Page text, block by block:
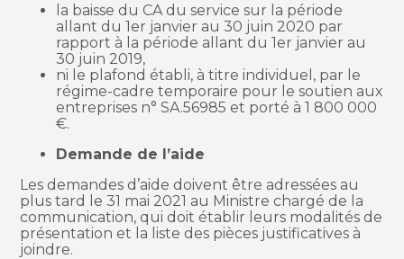
la baisse du CA du service sur la période
allant du 1er janvier au 30 juin 2020 par
rapport à la période allant du 1er janvier au
30 juin 2019,
ni le plafond établi, à titre individuel, par le
régime-cadre temporaire pour le soutien aux
entreprises n° SA.56985 et porté à 1 800 000
€.
Demande de l’aide
Les demandes d’aide doivent être adressées au
plus tard le 31 mai 2021 au Ministre chargé de la
communication, qui doit établir leurs modalités de
présentation et la liste des pièces justificatives à
joindre.